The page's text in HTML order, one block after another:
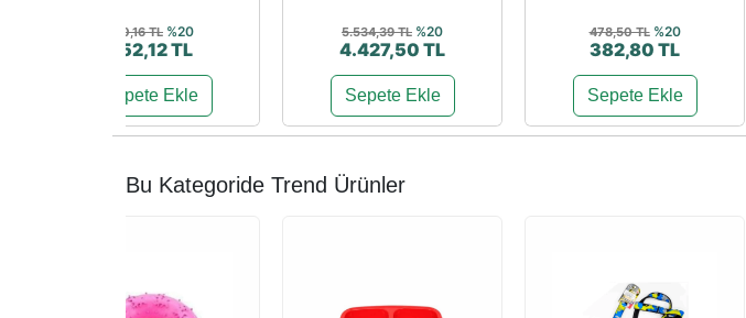
690,16 TL %20
552,12 TL
Sepete Ekle
5.534,39 TL %20
4.427,50 TL
Sepete Ekle
478,50 TL %20
382,80 TL
Sepete Ekle
Bu Kategoride Trend Ürünler